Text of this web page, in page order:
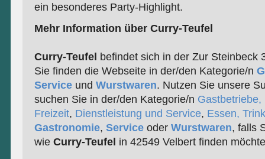
ein besonderes Party-Highlight.
Mehr Information über Curry-Teufel
Curry-Teufel befindet sich in der Zur Steinbeck
Sie finden die Webseite in der/den Kategorie/n
Serviceund Wurstwaren. Nutzen Sie unsere
suchen Sie in der/den Kategorie/n
Freizeit, Dienstleistung und Service, Essen,
Gastronomie, Serviceoder Wurstwaren, falls
wie Curry-Teufel in 42549 Velbert finden